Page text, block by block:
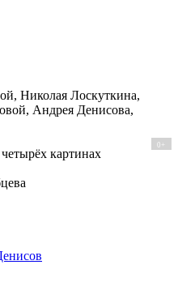
Николая Лоскуткина,
Андрея Денисова,
0+
картинах